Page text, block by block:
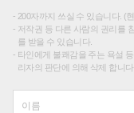
200자까지 쓰실 수 있습니다. (
저작권 등 다른 사람의 권리를
를 받을 수 있습니다.
타인에게 불쾌감을 주는 욕설
리자의 판단에 의해 삭제 합니다.